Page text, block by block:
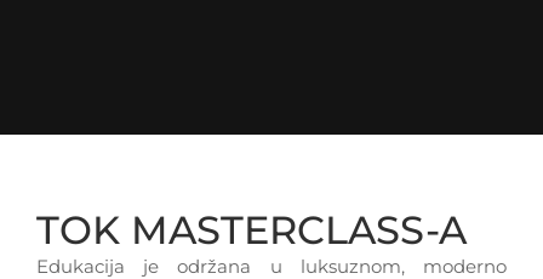
TOK MASTERCLASS-A
Edukacija je održana u luksuznom, moderno